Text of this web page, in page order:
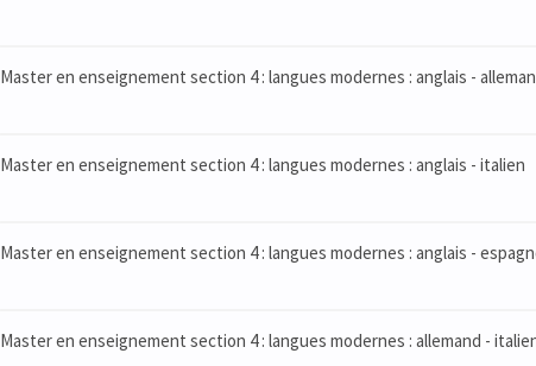
Master en enseignement section 4 : langues modernes : anglais -
Master en enseignement section 4 : langues modernes : anglais - italien
Master en enseignement section 4 : langues modernes : anglais -
Master en enseignement section 4 : langues modernes : allemand -